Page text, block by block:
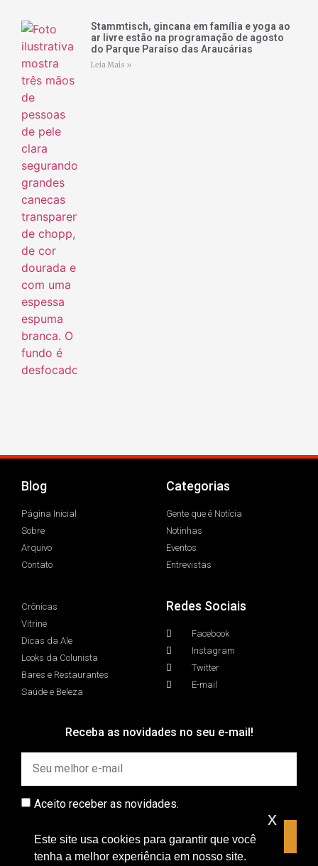
Stammtisch, gincana em família e yoga ao
ar livre estão na programação de agosto
do Parque Paraíso das Araucárias
Leia Mais »
Blog
Página Inicial
Sobre
Arquivo
Contato
Categorias
Gente que é Notícia
Notinhas
Eventos
Entrevistas
Crônicas
Vitrine
Dicas da Ale
Looks da Colunista
Bares e Restaurantes
Saúde e Beleza
Redes Sociais
Facebook
Instagram
Twitter
E-mail
Receba as novidades no seu e-mail!
Aceito receber as novidades.
INSCREVER
Este site usa cookies para garantir que você
tenha a melhor experiência em nosso site.
x